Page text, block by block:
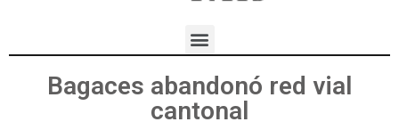
Bagaces abandonó red vial
cantonal